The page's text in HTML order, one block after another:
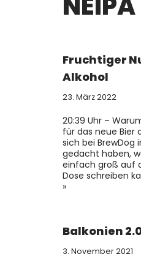
Fruchtiger
Alkohol
23. März 2022
20:39 Uhr –
für das neue Bier
sich bei BrewDog
gedacht haben,
einfach groß auf
Dose schreiben
»
Balkonien
3. November 2021